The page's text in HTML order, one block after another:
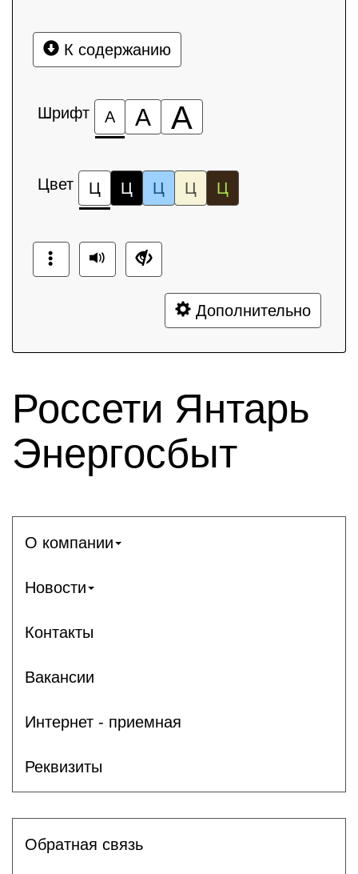
К содержанию
Шрифт А А А
Цвет Ц Ц Ц Ц Ц
Дополнительно
Россети Янтарь
Энергосбыт
О компании
Новости
Контакты
Вакансии
Интернет - приемная
Реквизиты
Обратная связь